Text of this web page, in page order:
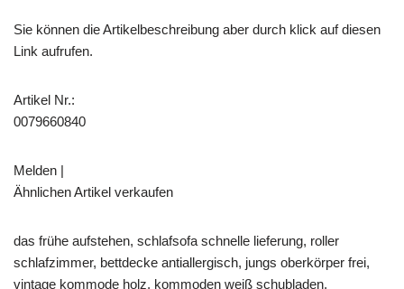
Sie können die Artikelbeschreibung aber durch klick auf diesen
Link aufrufen.
Artikel Nr.:
0079660840
Melden |
Ähnlichen Artikel verkaufen
das frühe aufstehen, schlafsofa schnelle lieferung, roller
schlafzimmer, bettdecke antiallergisch, jungs oberkörper frei,
vintage kommode holz, kommoden weiß schubladen,